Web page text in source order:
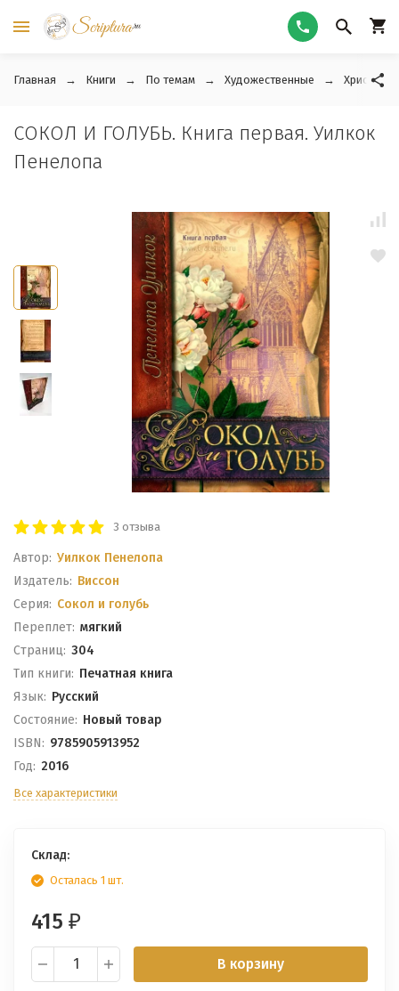
Главная Книги По темам Художественные
СОКОЛ И ГОЛУБЬ. Книга первая. Уилкок
Пенелопа
3 отзыва
Автор: Уилкок Пенелопа
Издатель: Виссон
Серия: Сокол и голубь
Переплет: мягкий
Cтраниц: 304
Тип книги: Печатная книга
Язык: Русский
Состояние: Новый товар
ISBN: 9785905913952
Год: 2016
Все характеристики
Склад:
Осталась 1 шт.
415 ₽
В корзину